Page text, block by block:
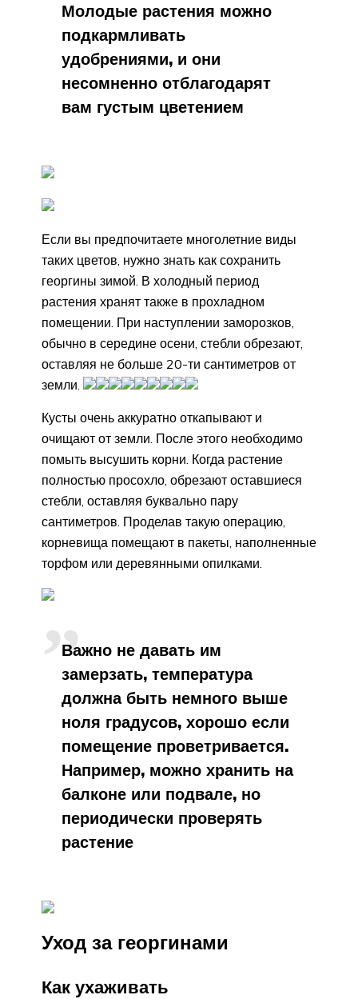
Молодые растения можно
подкармливать
удобрениями, и они
несомненно отблагодарят
вам густым цветением
Если вы предпочитаете многолетние виды
таких цветов, нужно знать как сохранить
георгины зимой. В холодный период
растения хранят также в прохладном
помещении. При наступлении заморозков,
обычно в середине осени, стебли обрезают,
оставляя не больше 20-ти сантиметров от
земли.
Кусты очень аккуратно откапывают и
очищают от земли. После этого необходимо
помыть высушить корни. Когда растение
полностью просохло, обрезают оставшиеся
стебли, оставляя буквально пару
сантиметров. Проделав такую операцию,
корневища помещают в пакеты, наполненные
торфом или деревянными опилками.
Важно не давать им
замерзать, температура
должна быть немного выше
ноля градусов, хорошо если
помещение проветривается.
Например, можно хранить на
балконе или подвале, но
периодически проверять
растение
Уход за георгинами
Как ухаживать